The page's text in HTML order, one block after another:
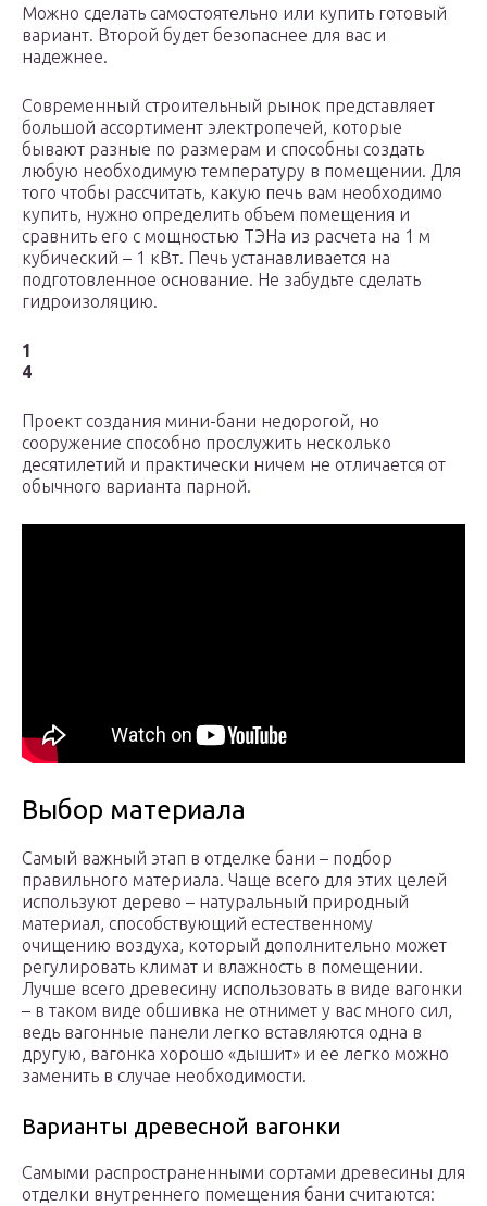
Можно сделать самостоятельно или купить готовый
вариант. Второй будет безопаснее для вас и
надежнее.
Современный строительный рынок представляет
большой ассортимент электропечей, которые
бывают разные по размерам и способны создать
любую необходимую температуру в помещении. Для
того чтобы рассчитать, какую печь вам необходимо
купить, нужно определить объем помещения и
сравнить его с мощностью ТЭНа из расчета на 1 м
кубический – 1 кВт. Печь устанавливается на
подготовленное основание. Не забудьте сделать
гидроизоляцию.
1
4
Проект создания мини-бани недорогой, но
сооружение способно прослужить несколько
десятилетий и практически ничем не отличается от
обычного варианта парной.
Выбор материала
Самый важный этап в отделке бани – подбор
правильного материала. Чаще всего для этих целей
используют дерево – натуральный природный
материал, способствующий естественному
очищению воздуха, который дополнительно может
регулировать климат и влажность в помещении.
Лучше всего древесину использовать в виде вагонки
– в таком виде обшивка не отнимет у вас много сил,
ведь вагонные панели легко вставляются одна в
другую, вагонка хорошо «дышит» и ее легко можно
заменить в случае необходимости.
Варианты древесной вагонки
Самыми распространенными сортами древесины для
отделки внутреннего помещения бани считаются: